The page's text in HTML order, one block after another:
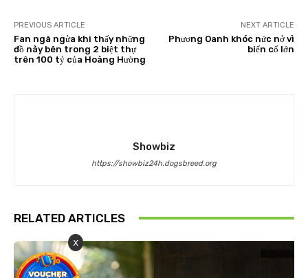
PREVIOUS ARTICLE
Fan ngã ngửa khi thấy những
đồ này bên trong 2 biệt thự
trên 100 tỷ của Hoàng Hường
NEXT ARTICLE
Phương Oanh khóc nức nở vì
biến cố lớn
Showbiz
https://showbiz24h.dogsbreed.org
RELATED ARTICLES
x